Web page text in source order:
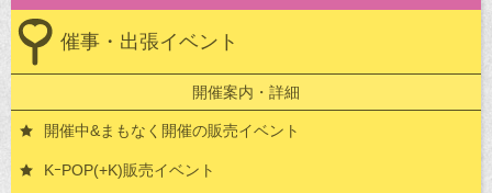
催事・出張イベント
開催案内・詳細
開催中&まもなく開催の販売イベント
KｰPOP(+K)販売イベント